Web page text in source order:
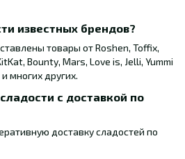
известных брендов?
товары от Roshen, Toffix,
Bounty, Mars, Love is, Jelli, Yummi
многих других.
с доставкой по
доставку сладостей по